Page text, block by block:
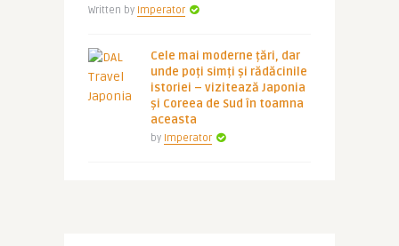
Written by Imperator
Cele mai moderne țări, dar
unde poți simți și rădăcinile
istoriei – vizitează Japonia
și Coreea de Sud în toamna
aceasta
by Imperator